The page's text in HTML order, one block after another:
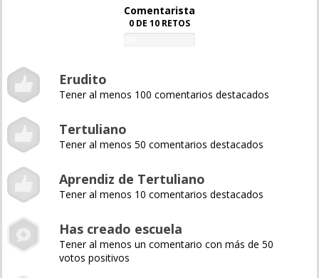
Comentarista
0 DE 10 RETOS
Erudito
Tener al menos 100 comentarios destacados
Tertuliano
Tener al menos 50 comentarios destacados
Aprendiz de Tertuliano
Tener al menos 10 comentarios destacados
Has creado escuela
Tener al menos un comentario con más de 50
votos positivos